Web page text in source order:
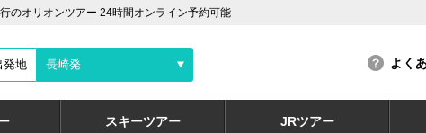
のオリオンツアー 24時間オンライン予約可能
発地 長崎発 よく
スキーツアー JRツアー